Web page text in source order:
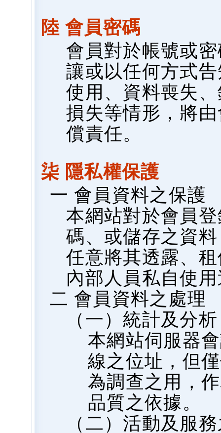
陸 會員密碼
會員對於帳號或
讓或以任何方式
使用、資料喪失
損失等情形，將
償責任。
柒 隱私權保護
一 會員資料之保護
本網站對於會員
碼、或儲存之資
任意將其透露、
內部人員私自使
二 會員資料之處理
（一）統計及分析
本網站伺服器
線之位址，但
為調查之用，
品質之依據。
（二）活動及服